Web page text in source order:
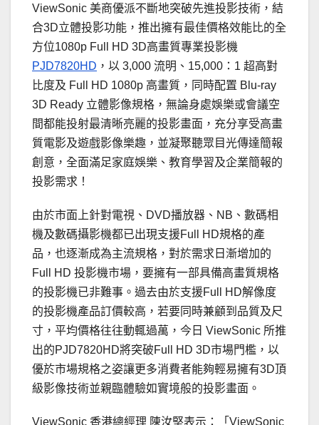
ViewSonic 美商優派不斷地突破先進投影技術，結
合3D立體投影功能，推出擁有最佳價格效能比的全
方位1080p Full HD 3D高畫質專業投影機
PJD7820HD ，以 3,000 流明、15,000：1 超高對
比度及 Full HD 1080p 高畫質，同時配置 Blu-ray
3D Ready 立體影像規格，無論身處娛樂或會議空
間都能投射最清晰亮麗的投影畫面，充分享受高畫
質電影及遊戲影像樂趣，並凝聚聽眾目光傳達簡報
創意，全面滿足家庭娛樂、教育學習及企業簡報的
投影需求！
由於市面上針對電視、DVD播放器、NB、數碼相
機及數碼攝影機都已出現支援Full HD規格的產
品，也逐漸成為主流規格，對於需求日漸增加的
Full HD 投影機市場，要擁有一部具備高畫質規格
的投影機已非難事。過去由於支援Full HD解像度
的投影機產品訂價較高，若要同時兼顧到品質及尺
寸，平均價格往往動輒過萬，今日 ViewSonic 所推
出的PJD7820HD將突破Full HD 3D市場門檻，以
優於市場規格之姿讓更多消費者能夠輕易擁有3D頂
級影像技術並親臨體驗如實境般的投影畫面。
ViewSonic 香港總經理 陳汝堅表示：「ViewSonic